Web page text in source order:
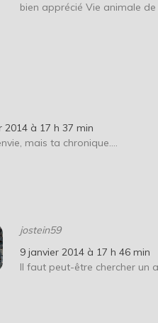
bien apprécié Vie animale
2014 à 17 h 37 min
mais ta chronique….
jostein59
9 janvier 2014 à 17 h 46 min
Il faut peut-être chercher un